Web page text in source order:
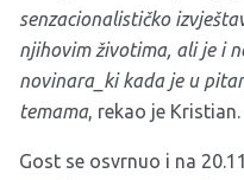
senzacionalističko
njihovim životima, ali je i
novinara_ki kada je u
temama, rekao je Kristian.
Gost se osvrnuo i na